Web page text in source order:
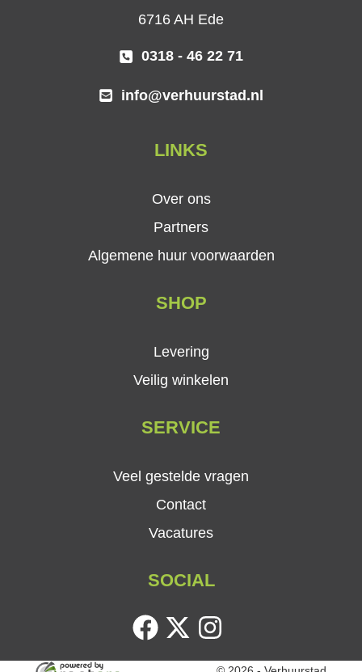
6716 AH Ede
0318 - 46 22 71
info@verhuurstad.nl
LINKS
Over ons
Partners
Algemene huur voorwaarden
SHOP
Levering
Veilig winkelen
SERVICE
Veel gestelde vragen
Contact
Vacatures
SOCIAL
facebooktwitter